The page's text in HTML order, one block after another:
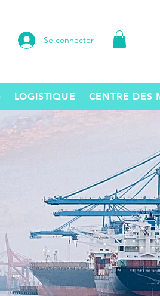
Se connecter
LOGISTIQUE CENTRE DES